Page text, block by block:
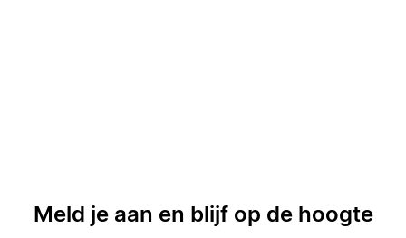
Meld je aan en blijf op de hoogte